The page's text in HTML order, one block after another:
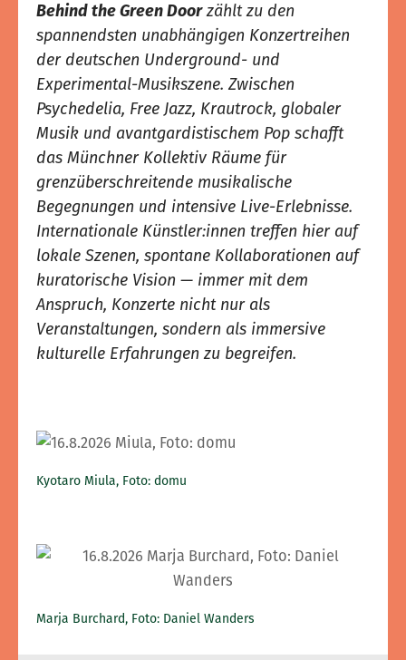
Behind the Green Doorzählt zu den
spannendsten unabhängigen Konzertreihen
der deutschen Underground- und
Experimental-Musikszene. Zwischen
Psychedelia, Free Jazz, Krautrock, globaler
Musik und avantgardistischem Pop schafft
das Münchner Kollektiv Räume für
grenzüberschreitende musikalische
Begegnungen und intensive Live-Erlebnisse.
Internationale Künstler:innen treffen hier auf
lokale Szenen, spontane Kollaborationen auf
kuratorische Vision — immer mit dem
Anspruch, Konzerte nicht nur als
Veranstaltungen, sondern als immersive
kulturelle Erfahrungen zu begreifen.
Kyotaro Miula, Foto: domu
Marja Burchard, Foto: Daniel Wanders